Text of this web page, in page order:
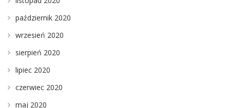
październik 2020
wrzesień 2020
sierpień 2020
lipiec 2020
czerwiec 2020
maj 2020